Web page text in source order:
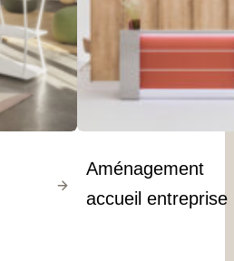
Aménagement
accueil entreprise